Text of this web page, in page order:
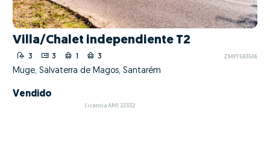
Villa/Chalet independiente T2
3 3 1 3 ZMPT583506
Muge, Salvaterra de Magos, Santarém
Vendido
Licencia AMI 22332